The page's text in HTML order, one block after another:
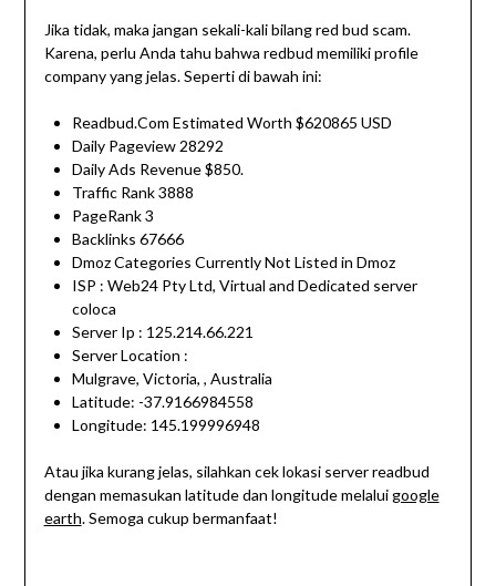
Jika tidak, maka jangan sekali-kali bilang red bud scam.
Karena, perlu Anda tahu bahwa redbud memiliki profile
company yang jelas. Seperti di bawah ini:
Readbud.Com Estimated Worth $620865 USD
Daily Pageview 28292
Daily Ads Revenue $850.
Traffic Rank 3888
PageRank 3
Backlinks 67666
Dmoz Categories Currently Not Listed in Dmoz
ISP : Web24 Pty Ltd, Virtual and Dedicated server
coloca
Server Ip : 125.214.66.221
Server Location :
Mulgrave, Victoria, , Australia
Latitude: -37.9166984558
Longitude: 145.199996948
Atau jika kurang jelas, silahkan cek lokasi server readbud
dengan memasukan latitude dan longitude melaluigoogle
earth. Semoga cukup bermanfaat!